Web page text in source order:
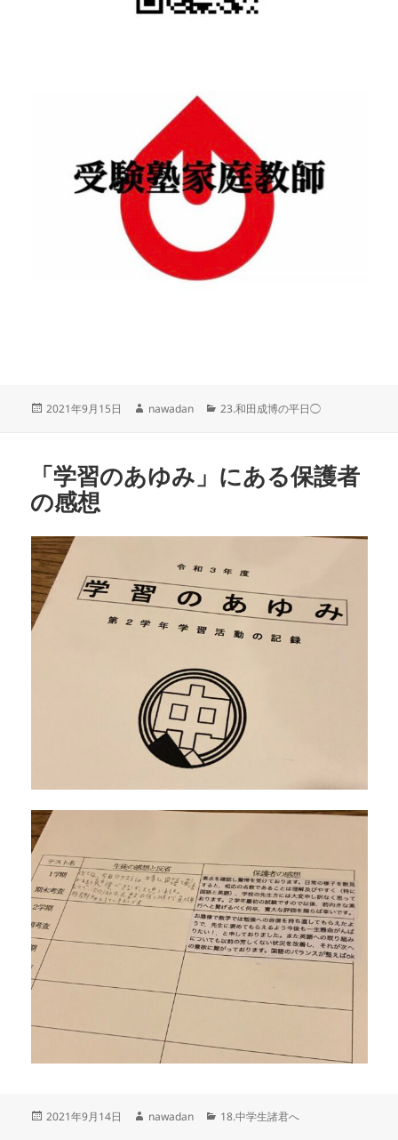
投
2021年9月15日
作
nawadan
カ
ー
23.和田成博の平日◯
「学習のあゆみ」にある保護者
の感想
投
2021年9月14日
作
nawadan
カ
18.中学生諸君へ